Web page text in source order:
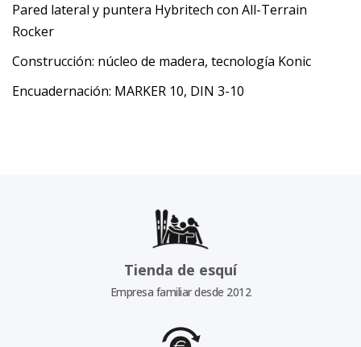
Pared lateral y puntera Hybritech con All-Terrain
Rocker
Construcción: núcleo de madera, tecnología Konic
Encuadernación: MARKER 10, DIN 3-10
Tienda de esquí
Empresa familiar desde 2012